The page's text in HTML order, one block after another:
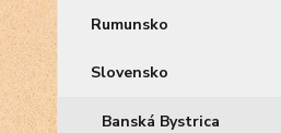
Rumunsko
Slovensko
Banská Bystrica